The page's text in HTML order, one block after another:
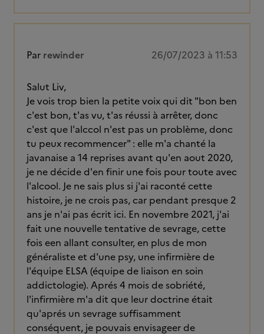
Par rewinder 26/07/2023 à 11:53
Salut Liv,
Je vois trop bien la petite voix qui dit "bon ben
c'est bon, t'as vu, t'as réussi à arrêter, donc
c'est que l'alccol n'est pas un problème, donc
tu peux recommencer" : elle m'a chanté la
javanaise a 14 reprises avant qu'en aout 2020,
je ne décide d'en finir une fois pour toute avec
l'alcool. Je ne sais plus si j'ai raconté cette
histoire, je ne crois pas, car pendant presque 2
ans je n'ai pas écrit ici. En novembre 2021, j'ai
fait une nouvelle tentative de sevrage, cette
fois een allant consulter, en plus de mon
généraliste et d'une psy, une infirmière de
l'équipe ELSA (équipe de liaison en soin
addictologie). Aprés 4 mois de sobriété,
l'infirmière m'a dit que leur doctrine était
qu'aprés un sevrage suffisamment
conséquent, je pouvais envisageer de